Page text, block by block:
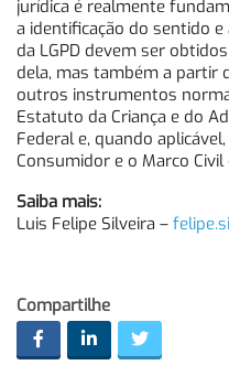
jurídica é realmente
a identificação do sentido
da LGPD devem ser
dela, mas também a partir
outros instrumentos
Estatuto da Criança e do
Federal e, quando
Consumidor e o Marco
Saiba mais:
Luis Felipe Silveira –
Compartilhe